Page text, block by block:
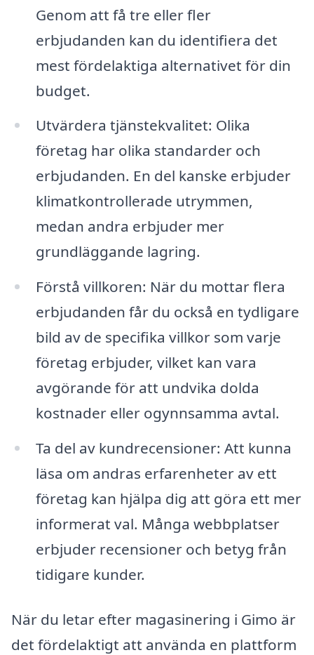
Genom att få tre eller fler
erbjudanden kan du identifiera det
mest fördelaktiga alternativet för din
budget.
Utvärdera tjänstekvalitet: Olika
företag har olika standarder och
erbjudanden. En del kanske erbjuder
klimatkontrollerade utrymmen,
medan andra erbjuder mer
grundläggande lagring.
Förstå villkoren: När du mottar flera
erbjudanden får du också en tydligare
bild av de specifika villkor som varje
företag erbjuder, vilket kan vara
avgörande för att undvika dolda
kostnader eller ogynnsamma avtal.
Ta del av kundrecensioner: Att kunna
läsa om andras erfarenheter av ett
företag kan hjälpa dig att göra ett mer
informerat val. Många webbplatser
erbjuder recensioner och betyg från
tidigare kunder.
När du letar efter magasinering i Gimo är
det fördelaktigt att använda en plattform